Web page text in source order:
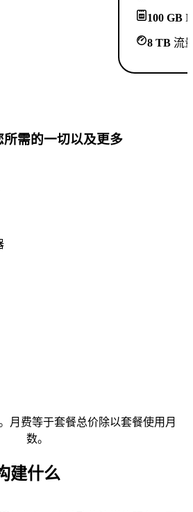
100 GB
8 TB 流
所需的一切以及更多
月费等于套餐总价除以套餐使用月
数。
建什么